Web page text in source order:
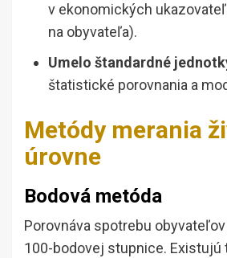
v ekonomických
na obyvateľa).
Umelo štandardné
štatistické porovnania a
Metódy merania
úrovne
Bodová metóda
Porovnáva spotrebu
100-bodovej stupnice. Existujú